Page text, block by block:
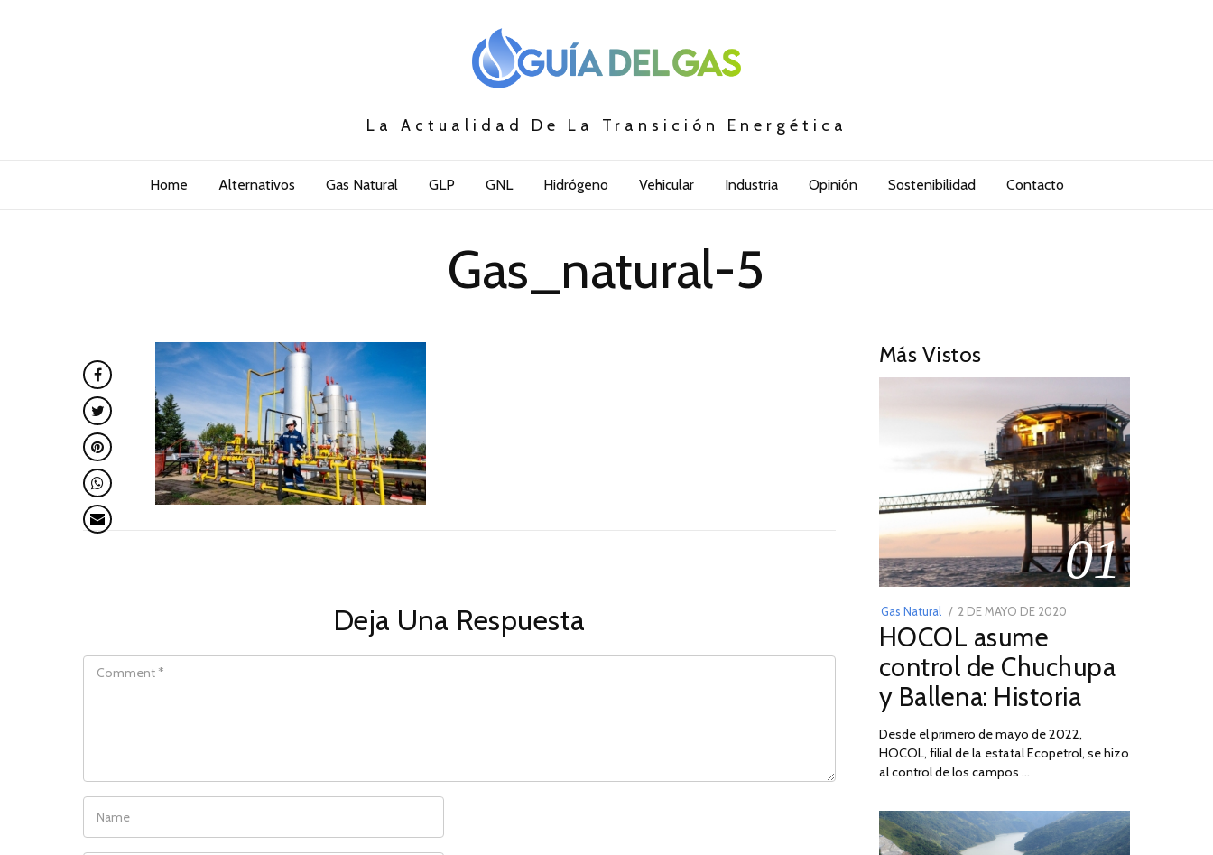
La Actualidad De La Transición Energética
Home Alternativos Gas Natural GLP GNL Hidrógeno Vehicular Industria Opinión Sostenibilidad Contacto
Gas_natural-5
Deja Una Respuesta
Más Vistos
01
Gas Natural
POSTED
ON
2 DE MAYO DE 2020
DE
2026
HOCOL asume
control de Chuchupa
y Ballena: Historia
Desde el primero de mayo de 2022,
HOCOL, filial de la estatal Ecopetrol, se hizo
al control de los campos …